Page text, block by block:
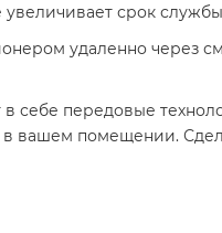
срок
удаленно через
себе передовые
вашем помещении.